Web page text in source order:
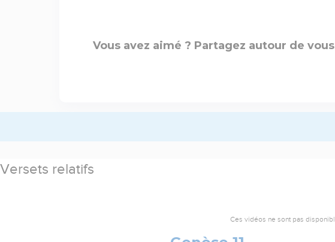
Vous avez aimé ? Partagez autour de
Versets relatifs
Ces vidéos ne sont pas